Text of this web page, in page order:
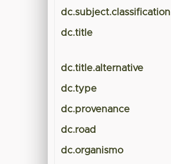
dc.subject.classification
dc.title
dc.title.alternative
dc.type
dc.provenance
dc.road
dc.organismo